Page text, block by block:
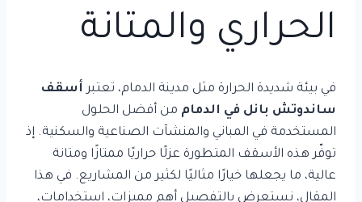
الحراري والمتانة
في بيئة شديدة الحرارة مثل مدينة الدمام، تعتبر أسقف
ساندوتش بانل في الدمام من أفضل الحلول
المستخدمة في المباني والمنشآت الصناعية والسكنية. إذ
توفّر هذه الأسقف المتطورة عزلًا حراريًا ممتازًا ومتانة
عالية، ما يجعلها خيارًا مثاليًا لكثير من المشاريع. في هذا
المقال، نستعرض بالتفصيل أهم مميزات، استخدامات،